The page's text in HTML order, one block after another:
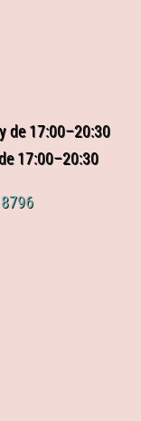
de 17:00–20:30
17:00–20:30